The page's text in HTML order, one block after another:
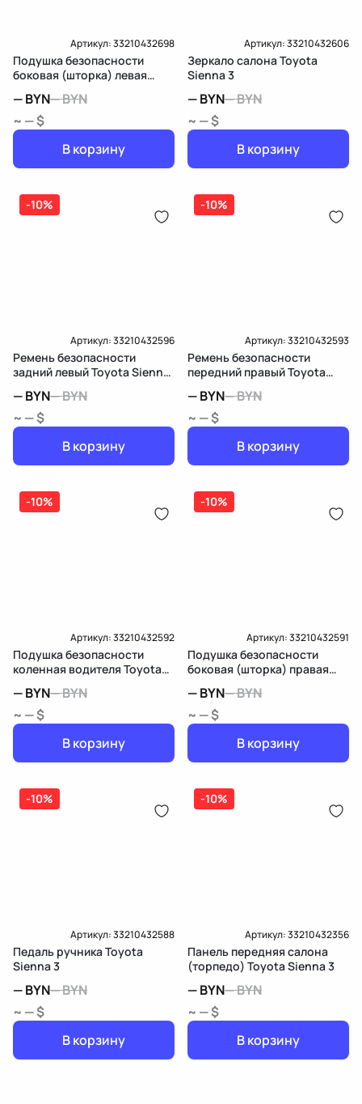
Артикул:33210432698
Подушка безопасности
боковая (шторка) левая
—BYN—BYN
~ — $
В корзину
Артикул:33210432606
Зеркало салона Toyota
Sienna 3
—BYN—BYN
~ — $
В корзину
-10%
Артикул:33210432596
Ремень безопасности
задний левый Toyota Sienna
—BYN—BYN
~ — $
В корзину
-10%
Артикул:33210432593
Ремень безопасности
передний правый Toyota
—BYN—BYN
~ — $
В корзину
-10%
Артикул:33210432592
Подушка безопасности
коленная водителя Toyota
—BYN—BYN
~ — $
В корзину
-10%
Артикул:33210432591
Подушка безопасности
боковая (шторка) правая
—BYN—BYN
~ — $
В корзину
-10%
Артикул:33210432588
Педаль ручника Toyota
Sienna 3
—BYN—BYN
~ — $
В корзину
-10%
Артикул:33210432356
Панель передняя салона
(торпедо) Toyota Sienna 3
—BYN—BYN
~ — $
В корзину